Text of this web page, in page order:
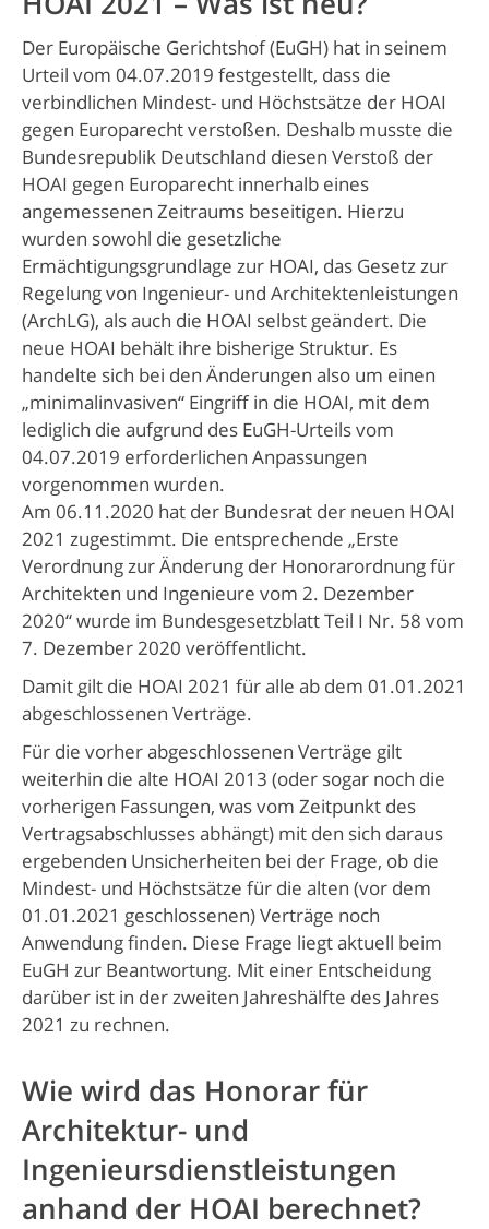
Der Europäische Gerichtshof (EuGH) hat in seinem
Urteil vom 04.07.2019 festgestellt, dass die
verbindlichen Mindest- und Höchstsätze der HOAI
gegen Europarecht verstoßen. Deshalb musste die
Bundesrepublik Deutschland diesen Verstoß der
HOAI gegen Europarecht innerhalb eines
angemessenen Zeitraums beseitigen. Hierzu
wurden sowohl die gesetzliche
Ermächtigungsgrundlage zur HOAI, das Gesetz zur
Regelung von Ingenieur- und Architektenleistungen
(ArchLG), als auch die HOAI selbst geändert. Die
neue HOAI behält ihre bisherige Struktur. Es
handelte sich bei den Änderungen also um einen
„minimalinvasiven“ Eingriff in die HOAI, mit dem
lediglich die aufgrund des EuGH-Urteils vom
04.07.2019 erforderlichen Anpassungen
vorgenommen wurden.
Am 06.11.2020 hat der Bundesrat der neuen HOAI
2021 zugestimmt. Die entsprechende „Erste
Verordnung zur Änderung der Honorarordnung für
Architekten und Ingenieure vom 2. Dezember
2020“ wurde im Bundesgesetzblatt Teil I Nr. 58 vom
7. Dezember 2020 veröffentlicht.
Damit gilt die HOAI 2021 für alle ab dem 01.01.2021
abgeschlossenen Verträge.
Für die vorher abgeschlossenen Verträge gilt
weiterhin die alte HOAI 2013 (oder sogar noch die
vorherigen Fassungen, was vom Zeitpunkt des
Vertragsabschlusses abhängt) mit den sich daraus
ergebenden Unsicherheiten bei der Frage, ob die
Mindest- und Höchstsätze für die alten (vor dem
01.01.2021 geschlossenen) Verträge noch
Anwendung finden. Diese Frage liegt aktuell beim
EuGH zur Beantwortung. Mit einer Entscheidung
darüber ist in der zweiten Jahreshälfte des Jahres
2021 zu rechnen.
Wie wird das Honorar für
Architektur- und
Ingenieursdienstleistungen
anhand der HOAI berechnet?